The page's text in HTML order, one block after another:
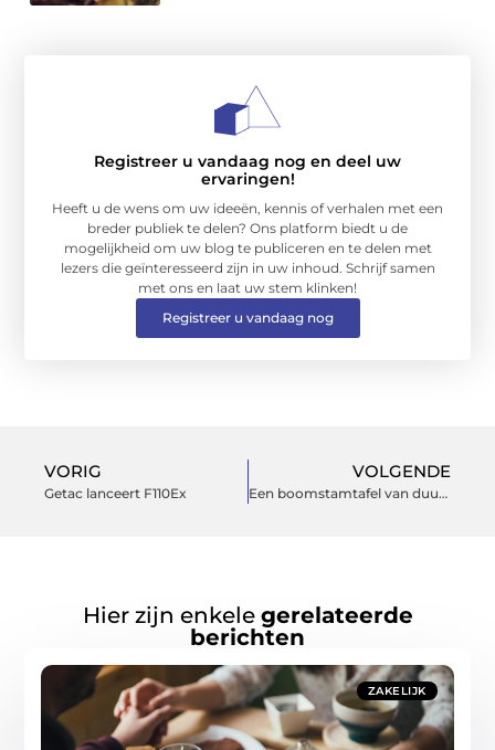
Registreer u vandaag nog en deel uw
ervaringen!
Heeft u de wens om uw ideeën, kennis of verhalen met een
breder publiek te delen? Ons platform biedt u de
mogelijkheid om uw blog te publiceren en te delen met
lezers die geïnteresseerd zijn in uw inhoud. Schrijf samen
met ons en laat uw stem klinken!
Registreer u vandaag nog
VORIG
Getac lanceert F110Ex
VOLGENDE
Een boomstamtafel van duurzaam verkregen hout
Hier zijn enkele gerelateerde
berichten
ZAKELIJK